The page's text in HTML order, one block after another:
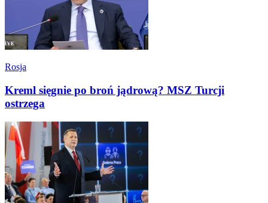
Rosja
Kreml sięgnie po broń jądrową? MSZ Turcji
ostrzega